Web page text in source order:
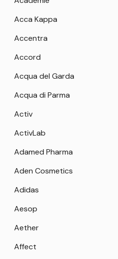
Acca Kappa
Accentra
Accord
Acqua del Garda
Acqua di Parma
Activ
ActivLab
Adamed Pharma
Aden Cosmetics
Adidas
Aesop
Aether
Affect